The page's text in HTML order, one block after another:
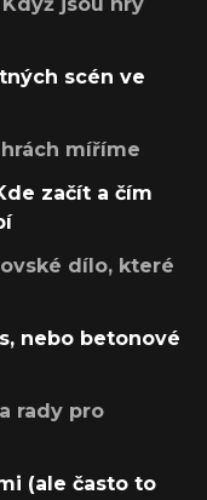
scén ve
míříme
začít a čím
dílo, které
nebo betonové
rady pro
(ale často to